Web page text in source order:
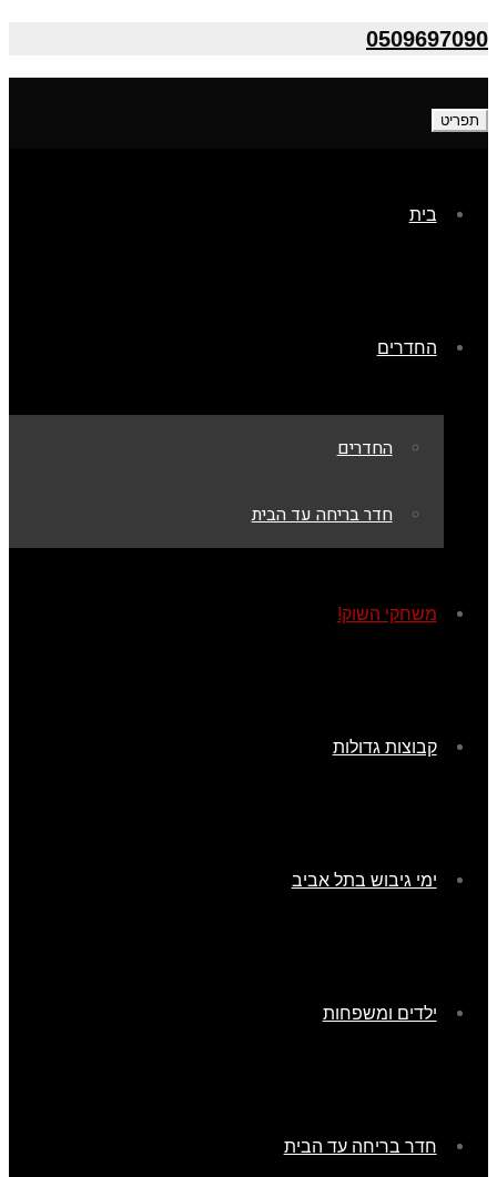
0509697090
תפריט
בית
החדרים
החדרים
חדר בריחה עד הבית
משחקי השוק!
קבוצות גדולות
ימי גיבוש בתל אביב
ילדים ומשפחות
חדר בריחה עד הבית